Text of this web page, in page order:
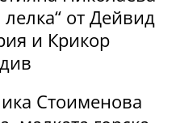
от Дейвид
и Крикор
Стоименова